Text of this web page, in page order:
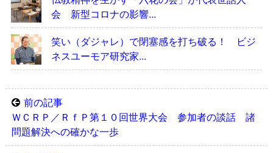
会 新型コロナの影響...
笑い（ダジャレ）で閉塞感を打ち破る！ ビジ
ネスユーモア研究家...
前の記事
ＷＣＲＰ／ＲｆＰ第１０回世界大会 参加者の談話 諸
問題解決への確かな一歩